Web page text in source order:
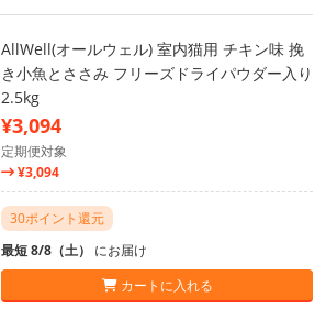
AllWell(オールウェル) 室内猫用 チキン味 挽
き小魚とささみ フリーズドライパウダー入り
2.5kg
¥3,094
定期便対象
¥3,094
30ポイント還元
最短 8/8（土） にお届け
カートに入れる